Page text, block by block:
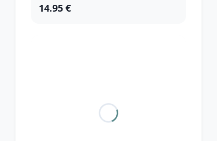
14.95 €